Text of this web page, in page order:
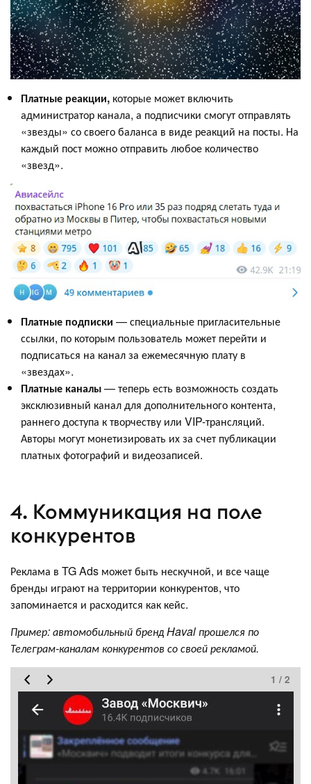
Платные реакции, которые может включить
администратор канала, а подписчики смогут отправлять
«звезды» со своего баланса в виде реакций на посты. На
каждый пост можно отправить любое количество
«звезд».
Платные подписки — специальные пригласительные
ссылки, по которым пользователь может перейти и
подписаться на канал за ежемесячную плату в
«звездах».
Платные каналы— теперь есть возможность создать
эксклюзивный канал для дополнительного контента,
раннего доступа к творчеству или VIP-трансляций.
Авторы могут монетизировать их за счет публикации
платных фотографий и видеозаписей.
4. Коммуникация на поле
конкурентов
Реклама в TG Ads может быть нескучной, и все чаще
бренды играют на территории конкурентов, что
запоминается и расходится как кейс.
Пример: автомобильный бренд Haval прошелся по
Телеграм-каналам конкурентов со своей рекламой.
1 / 2